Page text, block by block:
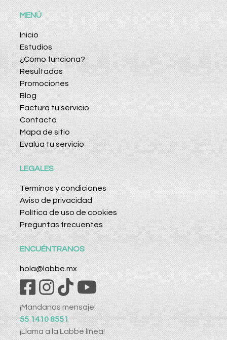
MENÚ
Inicio
Estudios
¿Cómo funciona?
Resultados
Promociones
Blog
Factura tu servicio
Contacto
Mapa de sitio
Evalúa tu servicio
LEGALES
Términos y condiciones
Aviso de privacidad
Política de uso de cookies
Preguntas frecuentes
ENCUÉNTRANOS
hola@labbe.mx
¡Mándanos mensaje!
55 1410 8551
¡Llama a la Labbe línea!